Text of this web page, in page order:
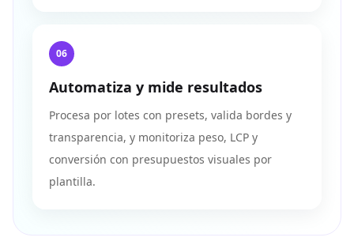
06
Automatiza y mide resultados
Procesa por lotes con presets, valida bordes y
transparencia, y monitoriza peso, LCP y
conversión con presupuestos visuales por
plantilla.